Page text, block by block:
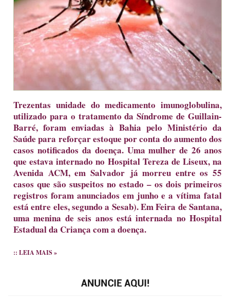
Trezentas unidade do medicamento imunoglobulina,
utilizado para o tratamento da Síndrome de Guillain-
Barré, foram enviadas à Bahia pelo Ministério da
Saúde para reforçar estoque por conta do aumento dos
casos notificados da doença. Uma mulher de 26 anos
que estava internado no Hospital Tereza de Liseux, na
Avenida ACM, em Salvador já morreu entre os 55
casos que são suspeitos no estado – os dois primeiros
registros foram anunciados em junho e a vítima fatal
está entre eles, segundo a Sesab). Em Feira de Santana,
uma menina de seis anos está internada no Hospital
Estadual da Criança com a doença.
:: LEIA MAIS »